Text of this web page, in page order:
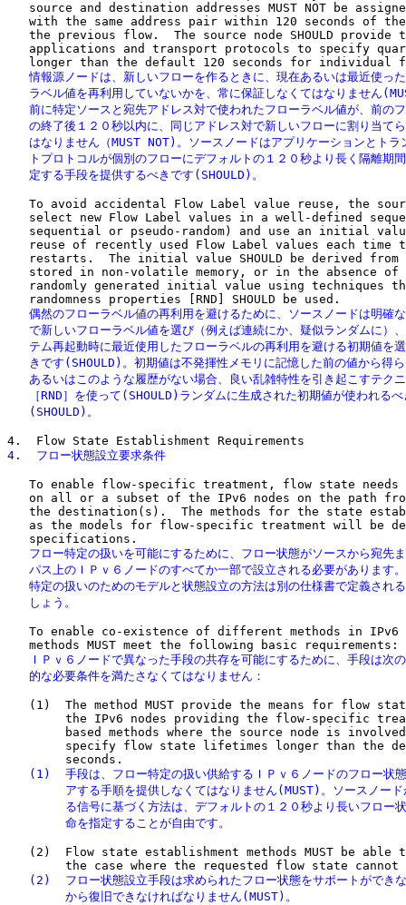
source and destination addresses MUST NOT be
with the same address pair within 120 seconds of
the previous flow.  The source node SHOULD provide
applications and transport protocols to specify
情報源ノードは、新しいフローを作るときに、現在あるいは最近使っ
ラベル値を再利用していないかを、常に保証しなくてはなりません
前に特定ソースと宛先アドレス対で使われたフローラベル値が、前の
の終了後１２０秒以内に、同じアドレス対で新しいフローに割り当て
はなりません（MUST NOT)。ソースノードはアプリケーションとトラ
トプロトコルが個別のフローにデフォルトの１２０秒より長く隔離期
   定する手段を提供するべきです(SHOULD)。
To avoid accidental Flow Label value reuse, the
select new Flow Label values in a well-defined
sequential or pseudo-random) and use an initial
reuse of recently used Flow Label values each time
restarts.  The initial value SHOULD be derived from
stored in non-volatile memory, or in the absence of
randomly generated initial value using techniques
偶然のフローラベル値の再利用を避けるために、ソースノードは明確
で新しいフローラベル値を選び（例えば連続にか、疑似ランダムに）
テム再起動時に最近使用したフローラベルの再利用を避ける初期値を
きです(SHOULD)。初期値は不発揮性メモリに記憶した前の値から得
あるいはこのような履歴がない場合、良い乱雑特性を引き起こすテク
［RND］を使って(SHOULD)ランダムに生成された初期値が使われるべ
   (SHOULD)。
4.  フロー状態設立要求条件
To enable flow-specific treatment, flow state needs
on all or a subset of the IPv6 nodes on the path
the destination(s).  The methods for the state
as the models for flow-specific treatment will be
フロー特定の扱いを可能にするために、フロー状態がソースから宛先
パス上のＩＰｖ６ノードのすべてか一部で設立される必要があります
特定の扱いのためのモデルと状態設立の方法は別の仕様書で定義され
   しょう。
To enable co-existence of different methods in IPv6
ＩＰｖ６ノードで異なった手段の共存を可能にするために、手段は次
   的な必要条件を満たさなくてはなりません：
(1)  The method MUST provide the means for flow
the IPv6 nodes providing the flow-specific
based methods where the source node is
specify flow state lifetimes longer than the
(1)  手段は、フロー特定の扱い供給するＩＰｖ６ノードのフロー状
アする手順を提供しなくてはなりません(MUST)。ソースノード
る信号に基づく方法は、デフォルトの１２０秒より長いフロー
        命を指定することが自由です。
(2)  Flow state establishment methods MUST be able
(2)  フロー状態設立手段は求められたフロー状態をサポートができ
        から復旧できなければなりません(MUST)。